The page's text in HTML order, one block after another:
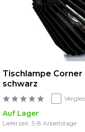
Tischlampe
schwarz
Auf Lager
Lieferzeit: 5-8 Arbeitstage